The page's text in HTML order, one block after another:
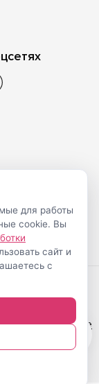
«Р» (БЦ
Настройка cookie
0
для работы
cookie. Вы
сайт и
с